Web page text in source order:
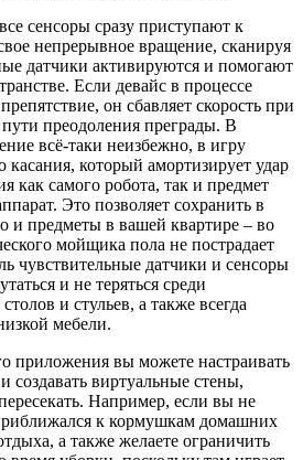
сенсоры сразу приступают к
непрерывное вращение, сканируя
датчики активируются и помогают
Если девайс в процессе
он сбавляет скорость при
преодоления преграды. В
всё-таки неизбежно, в игру
касания, который амортизирует удар
как самого робота, так и предмет
Это позволяет сохранить в
и предметы в вашей квартире – во
мойщика пола не пострадает
чувствительные датчики и сенсоры
и не теряться среди
и стульев, а также всегда
мебели.
приложения вы можете настраивать
создавать виртуальные стены,
Например, если вы не
к кормушкам домашних
а также желаете ограничить